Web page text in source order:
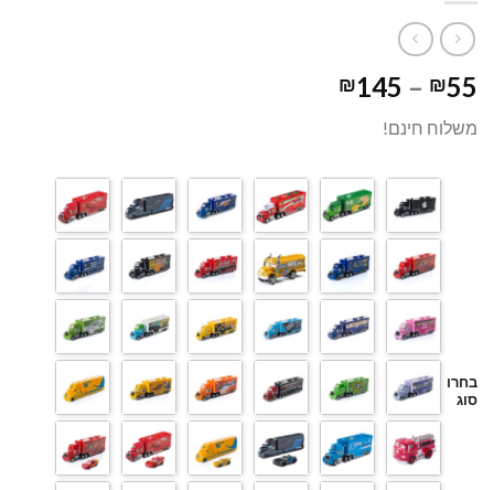
₪55
–
₪145
משלוח חינם!
בחרו
סוג